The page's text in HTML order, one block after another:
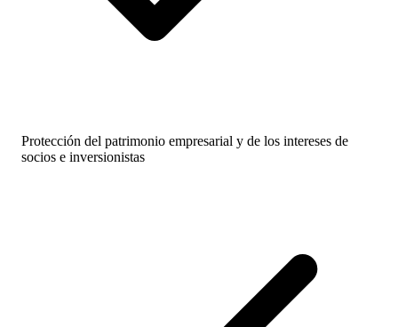
Protección del patrimonio empresarial y de los intereses de
socios e inversionistas